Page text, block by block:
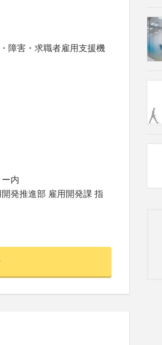
障害・求職者雇用支援機
内
発推進部 雇用開発課 指